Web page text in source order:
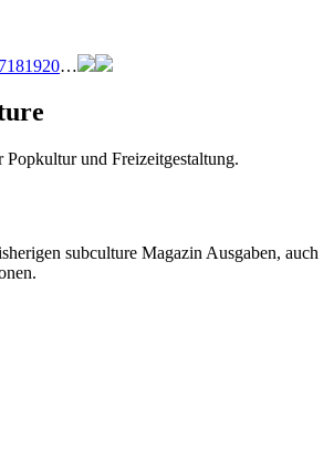
181920…
Popkultur und Freizeitgestaltung.
subculture Magazin Ausgaben, auch